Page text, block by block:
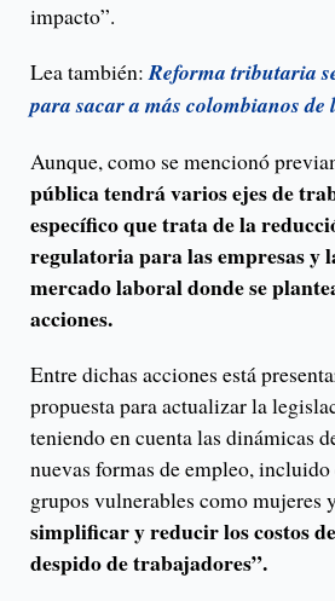
impacto”.
Lea también:Reforma tributaria
para sacar a más colombianos de
Aunque, como se mencionó
pública tendrá varios ejes de
específico que trata de la
regulatoria para las empresas y
mercado laboral donde se
acciones.
Entre dichas acciones está
propuesta para actualizar la
teniendo en cuenta las dinámicas
nuevas formas de empleo,
grupos vulnerables como mujeres
simplificar y reducir los costos
despido de trabajadores”.